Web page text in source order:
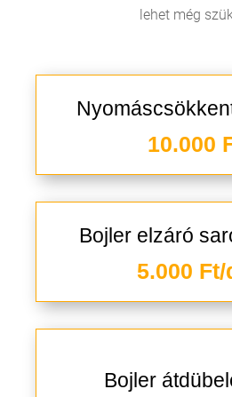
lehet még
10.000
Bojler elzáró
5.000 Ft/
Bojler